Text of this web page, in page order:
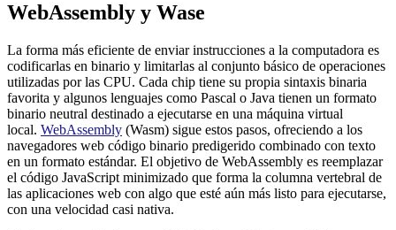
WebAssembly y Wase
La forma más eficiente de enviar instrucciones a la computadora es
codificarlas en binario y limitarlas al conjunto básico de operaciones
utilizadas por las CPU. Cada chip tiene su propia sintaxis binaria
favorita y algunos lenguajes como Pascal o Java tienen un formato
binario neutral destinado a ejecutarse en una máquina virtual
local. WebAssembly (Wasm) sigue estos pasos, ofreciendo a los
navegadores web código binario predigerido combinado con texto
en un formato estándar. El objetivo de WebAssembly es reemplazar
el código JavaScript minimizado que forma la columna vertebral de
las aplicaciones web con algo que esté aún más listo para ejecutarse,
con una velocidad casi nativa.